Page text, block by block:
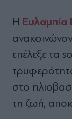
Η Ευλαμπία
επέλεξε τα
στο
τη ζωή,